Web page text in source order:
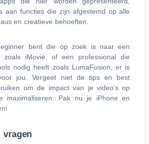
aan functies die zijn afgestemd op alle
en creatieve behoeften.
bent die op zoek is naar een
zoals iMovie, of een professional die
nodig heeft zoals LumaFusion, er is
jou. Vergeet niet de tips en best
om de impact van je video's op
maximaliseren. Pak nu je iPhone en
vragen